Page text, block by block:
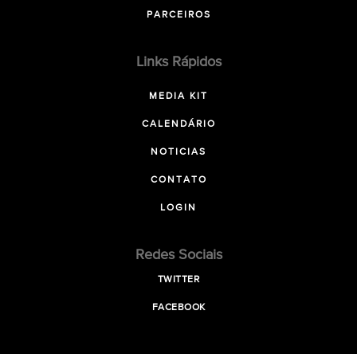
PARCEIROS
Links Rápidos
MEDIA KIT
CALENDÁRIO
NOTICIAS
CONTATO
LOGIN
Redes Sociais
TWITTER
FACEBOOK